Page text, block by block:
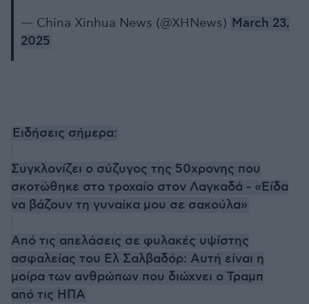
— China Xinhua News (@XHNews) March 23,
2025
Ειδήσεις σήμερα:
Συγκλονίζει ο σύζυγος της 50χρονης που
σκοτώθηκε στο τροχαίο στον Λαγκαδά - «Είδα
να βάζουν τη γυναίκα μου σε σακούλα»
Από τις απελάσεις σε φυλακές υψίστης
ασφαλείας του Ελ Σαλβαδόρ: Αυτή είναι η
μοίρα των ανθρώπων που διώχνει ο Τραμπ
από τις ΗΠΑ